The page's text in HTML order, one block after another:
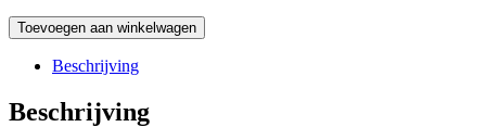
Toevoegen aan winkelwagen
Beschrijving
Beschrijving